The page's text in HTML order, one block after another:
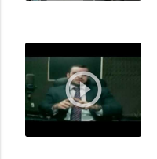
play_circle_outline